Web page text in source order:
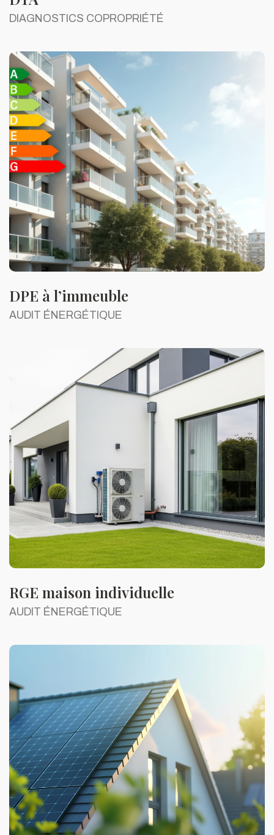
DIAGNOSTICS COPROPRIÉTÉ
DPE à l’immeuble
AUDIT ÉNERGÉTIQUE
RGE maison individuelle
AUDIT ÉNERGÉTIQUE